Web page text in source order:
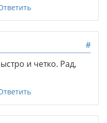
#
и четко. Рад,